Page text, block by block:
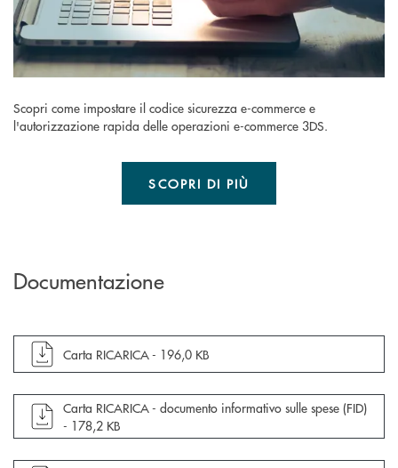
Scopri come impostare il codice sicurezza e-commerce e
l'autorizzazione rapida delle operazioni e-commerce 3DS.
SCOPRI DI PIÙ
Documentazione
apre documento in una nuova finestra
Carta RICARICA - 196,0 KB
apre documento in una nuova finestra
Carta RICARICA - documento informativo sulle spese (FID)
- 178,2 KB